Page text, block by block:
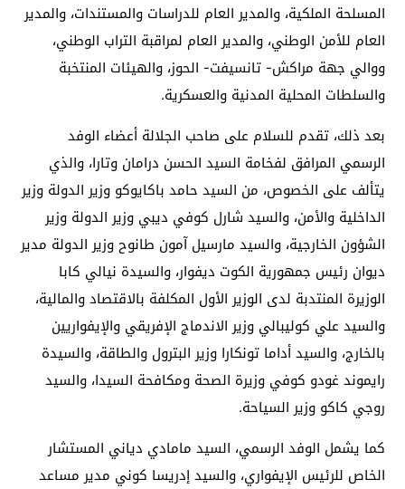
المسلحة الملكية، والمدير العام للدراسات والمستندات، والمدير
العام للأمن الوطني، والمدير العام لمراقبة التراب الوطني،
ووالي جهة مراكش- تانسيفت- الحوز، والهيئات المنتخبة
والسلطات المحلية المدنية والعسكرية.
بعد ذلك، تقدم للسلام على صاحب الجلالة أعضاء الوفد
الرسمي المرافق لفخامة السيد الحسن درامان وتارا، والذي
يتألف على الخصوص، من السيد حامد باكايوكو وزير الدولة وزير
الداخلية والأمن، والسيد شارل كوفي ديبي وزير الدولة وزير
الشؤون الخارجية، والسيد مارسيل آمون طانوح وزير الدولة مدير
ديوان رئيس جمهورية الكوت ديفوار، والسيدة نيالي كابا
الوزيرة المنتدبة لدى الوزير الأول المكلفة بالاقتصاد والمالية،
والسيد علي كوليبالي وزير الاندماج الإفريقي والإيفواريين
بالخارج، والسيد أداما تونكارا وزير البترول والطاقة، والسيدة
رايموند غودو كوفي وزيرة الصحة ومكافحة السيدا، والسيد
روجي كاكو وزير السياحة.
كما يشمل الوفد الرسمي، السيد مامادي دياني المستشار
الخاص للرئيس الإيفواري، والسيد إدريسا كوني مدير مساعد